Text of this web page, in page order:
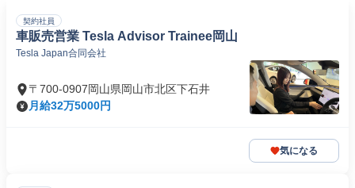
契約社員
車販売営業 Tesla Advisor Trainee岡山
Tesla Japan合同会社
〒700-0907岡山県岡山市北区下石井
月給32万5000円
気になる